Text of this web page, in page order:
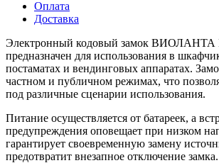
Оплата
Доставка
Электронный кодовый замок ВИОЛАНТА
предназначен для использования в
постаматах и вендинговых аппаратах.
частном и публичном режимах, что
под различные сценарии использования.
Питание осуществляется от батареек, а
предупреждения оповещает при низком
гарантирует своевременную замену
предотвратит внезапное отключение замка.